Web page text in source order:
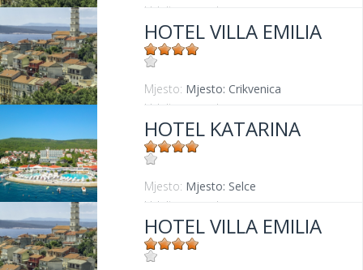
Udaljenost od mora:
HOTEL VILLA EMILIA
Mjesto: Mjesto: Crikvenica
Udaljenost od mora:
HOTEL KATARINA
Mjesto: Mjesto: Selce
Udaljenost od mora:
HOTEL VILLA EMILIA